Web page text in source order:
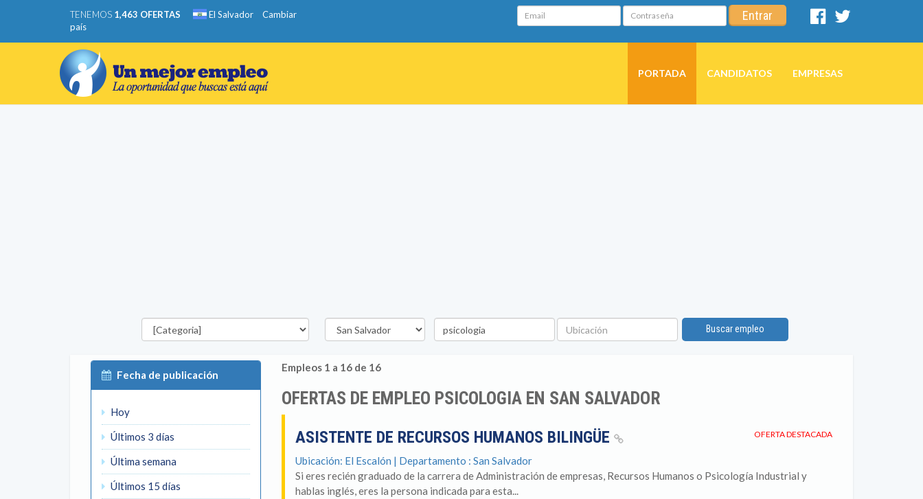
TENEMOS 1,463 OFERTAS El Salvador
Cambiar
país
Email Contraseña Entrar
Facebook
PORTADA CANDIDATOS EMPRESAS
Categorías Departamento
Palabra
clave
Ubicación
Buscar empleo
Fecha de publicación
Hoy
Últimos 3 días
Última semana
Últimos 15 días
Empleos 1 a 16 de 16
OFERTAS DE EMPLEO PSICOLOGIA EN SAN SALVADOR
OFERTA DESTACADA
ASISTENTE DE RECURSOS HUMANOS BILINGÜE
Ubicación: El Escalón | Departamento : San Salvador
Si eres recién graduado de la carrera de Administración de empresas, Recursos Humanos o Psicología Industrial y
hablas inglés, eres la persona indicada para esta...